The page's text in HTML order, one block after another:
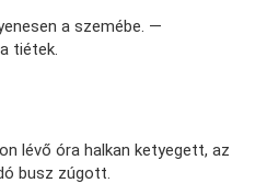
a szemébe. —
tiétek.
lévő óra halkan ketyegett, az
busz zúgott.